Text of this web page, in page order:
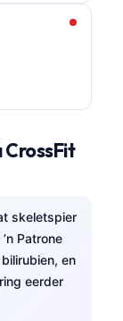
CrossFit
skeletspier
Patrone
en
eerder